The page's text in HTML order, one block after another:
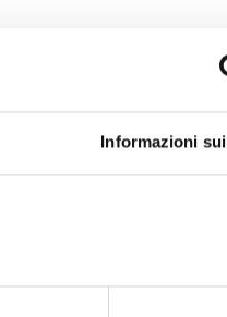
Informazioni
di Imola - Sede